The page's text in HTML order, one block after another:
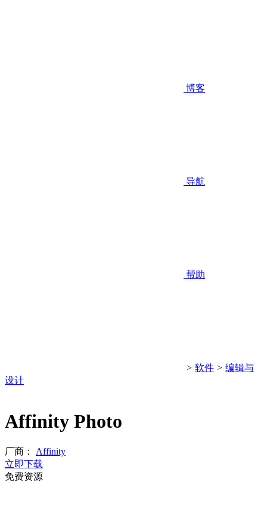
博客
导航
帮助
> 软件 > 编辑与
设计
Affinity Photo
厂商：
Affinity
立即下载
免费资源